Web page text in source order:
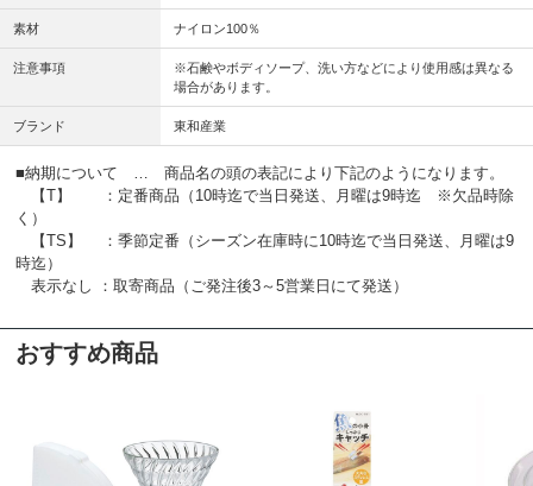
素材 ナイロン100％
注意事項
※石鹸やボディソープ、洗い方などにより使用感は異なる
場合があります。
ブランド 東和産業
■納期について … 商品名の頭の表記により下記のようになります。
【T】 ：定番商品（10時迄で当日発送、月曜は9時迄 ※欠品時除
く）
【TS】 ：季節定番（シーズン在庫時に10時迄で当日発送、月曜は9
時迄）
表示なし ：取寄商品（ご発注後3～5営業日にて発送）
おすすめ商品